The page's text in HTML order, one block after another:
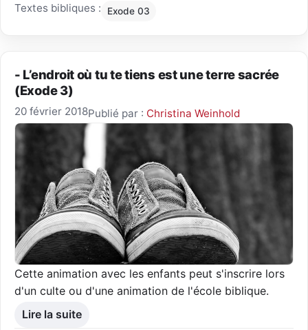
Textes bibliques : Exode 03
- L’endroit où tu te tiens est une terre sacrée
(Exode 3)
20 février 2018Publié par : Christina Weinhold
Cette animation avec les enfants peut s'inscrire lors
d'un culte ou d'une animation de l'école biblique.
Lire la suite